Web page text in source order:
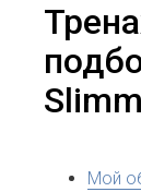
Мой